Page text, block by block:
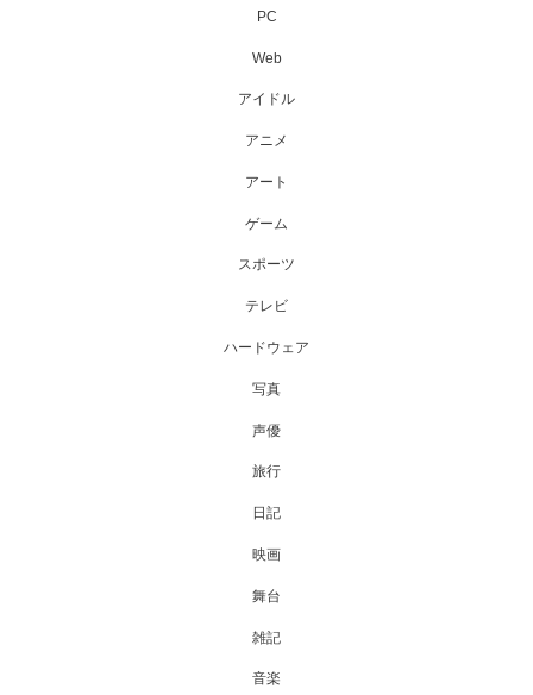
PC
Web
アイドル
アニメ
アート
ゲーム
スポーツ
テレビ
ハードウェア
写真
声優
旅行
日記
映画
舞台
雑記
音楽